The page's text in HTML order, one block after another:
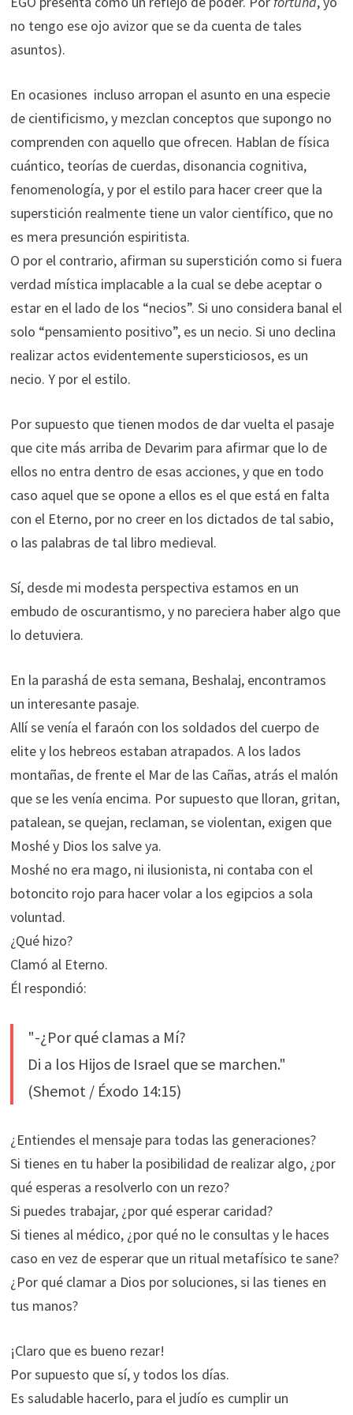
no tengo ese ojo avizor que se da cuenta de tales
asuntos).
En ocasiones incluso arropan el asunto en una especie
de cientificismo, y mezclan conceptos que supongo no
comprenden con aquello que ofrecen. Hablan de física
cuántico, teorías de cuerdas, disonancia cognitiva,
fenomenología, y por el estilo para hacer creer que la
superstición realmente tiene un valor científico, que no
es mera presunción espiritista.
O por el contrario, afirman su superstición como si fuera
verdad mística implacable a la cual se debe aceptar o
estar en el lado de los “necios”. Si uno considera banal el
solo “pensamiento positivo”, es un necio. Si uno declina
realizar actos evidentemente supersticiosos, es un
necio. Y por el estilo.
Por supuesto que tienen modos de dar vuelta el pasaje
que cite más arriba de Devarim para afirmar que lo de
ellos no entra dentro de esas acciones, y que en todo
caso aquel que se opone a ellos es el que está en falta
con el Eterno, por no creer en los dictados de tal sabio,
o las palabras de tal libro medieval.
Sí, desde mi modesta perspectiva estamos en un
embudo de oscurantismo, y no pareciera haber algo que
lo detuviera.
En la parashá de esta semana, Beshalaj, encontramos
un interesante pasaje.
Allí se venía el faraón con los soldados del cuerpo de
elite y los hebreos estaban atrapados. A los lados
montañas, de frente el Mar de las Cañas, atrás el malón
que se les venía encima. Por supuesto que lloran, gritan,
patalean, se quejan, reclaman, se violentan, exigen que
Moshé y Dios los salve ya.
Moshé no era mago, ni ilusionista, ni contaba con el
botoncito rojo para hacer volar a los egipcios a sola
voluntad.
¿Qué hizo?
Clamó al Eterno.
Él respondió:
"-¿Por qué clamas a Mí?
Di a los Hijos de Israel que se marchen."
(Shemot / Éxodo 14:15)
¿Entiendes el mensaje para todas las generaciones?
Si tienes en tu haber la posibilidad de realizar algo, ¿por
qué esperas a resolverlo con un rezo?
Si puedes trabajar, ¿por qué esperar caridad?
Si tienes al médico, ¿por qué no le consultas y le haces
caso en vez de esperar que un ritual metafísico te sane?
¿Por qué clamar a Dios por soluciones, si las tienes en
tus manos?
¡Claro que es bueno rezar!
Por supuesto que sí, y todos los días.
Es saludable hacerlo, para el judío es cumplir un